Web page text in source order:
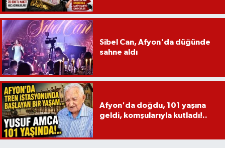
Sibel Can, Afyon'da düğünde
sahne aldı
Afyon'da doğdu, 101 yaşına
geldi, komşularıyla kutladı!..